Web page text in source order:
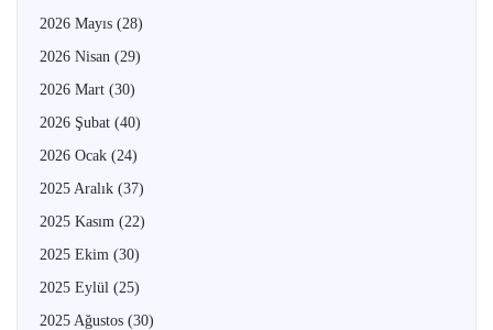
2026 Mayıs (28)
2026 Nisan (29)
2026 Mart (30)
2026 Şubat (40)
2026 Ocak (24)
2025 Aralık (37)
2025 Kasım (22)
2025 Ekim (30)
2025 Eylül (25)
2025 Ağustos (30)